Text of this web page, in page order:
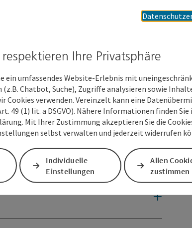
Kinder kommt nicht von irgendwo…
Jürgen Müller, am eigenen Leib, was es
und musste um sein Leben kämpfen.
am Sonntag, den 23. Oktober 2011 von uns
abseits vom Trubel und der Hektik des
gefunden, welche uns ihren ...
Ihre Privatsphäre
ein umfassendes Website-Erlebnis mit
Chatbot, Suche), Zugriffe analysieren sowie
Cookies verwenden. Vereinzelt kann eine
49 (1) lit. a DSGVO). Nähere Informationen finden Sie
Mit Ihrer Zustimmung akzeptieren Sie die
selbst verwalten und jederzeit widerrufen
Individuelle
Einstellungen
Allen
zustimmen